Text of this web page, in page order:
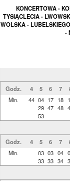
KONCERTOWA -
TYSIĄCLECIA -
WOLSKA -
-
Godz.
4 5 6 7
Min.
44 04
29
53
17
47
18
48
Godz.
4 5 6 7
Min.
03
33
03
33
04
34